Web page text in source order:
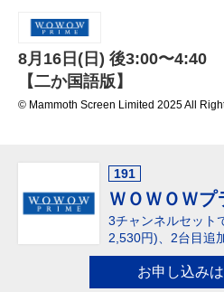
8月16日(日) 後3:00〜4:40
【二か国語版】
© Mammoth Screen Limited 2025 All
191
ＷＯＷＯＷプ
3チャンネルセット
2,530円)、 2台目追
お申し込み